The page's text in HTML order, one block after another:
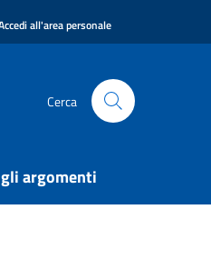
all'area personale
Cerca
argomenti